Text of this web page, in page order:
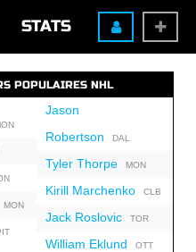
STATS
POPULAIRES NHL
Jason
Robertson DAL
Tyler ThorpeMON
Kirill MarchenkoCLB
Jack RoslovicTOR
William Eklund OTT